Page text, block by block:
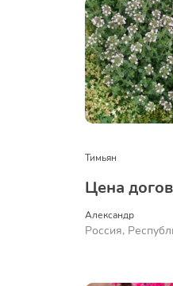
Тимьян
Цена
Александр
Россия,